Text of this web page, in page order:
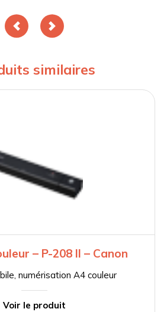
similaires
– P-208 II – Canon
numérisation A4 couleur
Voir le produit